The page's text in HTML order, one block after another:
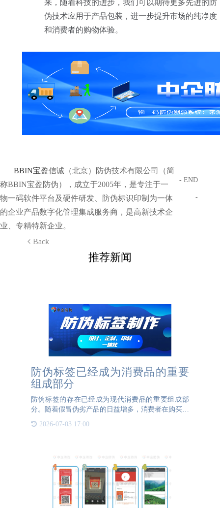
来，随着科技的进步，我们可以期待更多先进的防
伪技术应用于产品包装，进一步提升市场的纯净度
和消费者的购物体验。
BBIN宝盈信诚（北京）防伪技术有限公司（简
称BBIN宝盈防伪），成立于2005年，是专注于一
物一码软件平台及硬件研发、防伪标识印制为一体
的企业产品数字化管理集成服务商，是高新技术企
业、专精特新企业。
Back
- END
-
推荐新闻
防伪标签已经成为消费品的重要
组成部分
防伪标签的存在已经成为现代消费品的重要组成部
分。随着假冒伪劣产品的日益增多，消费者在购买产
品时越来越注重防伪标签的存在。防伪标签不仅是一
种技术手段，更是一种信任的象征。它让消费者在购
2026-07-03 17:00